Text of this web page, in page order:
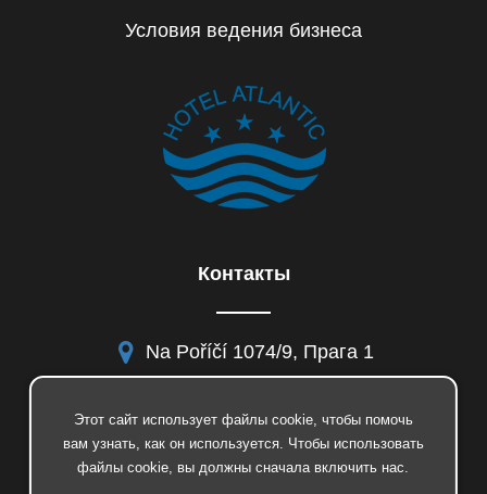
Условия ведения бизнеса
Контакты
Na Poříčí 1074/9, Прага 1
facebook
Этот сайт использует файлы cookie, чтобы помочь
вам узнать, как он используется. Чтобы использовать
файлы cookie, вы должны сначала включить нас.